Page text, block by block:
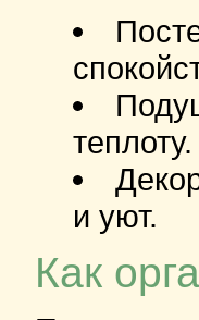
теплоту.
и уют.
Как